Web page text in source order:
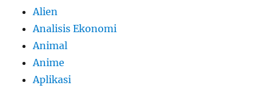
Alien
Analisis Ekonomi
Animal
Anime
Aplikasi